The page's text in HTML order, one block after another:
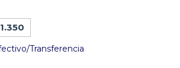
Transferencia